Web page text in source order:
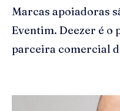
Marcas apoiadoras
Eventim. Deezer é o
parceira comercial